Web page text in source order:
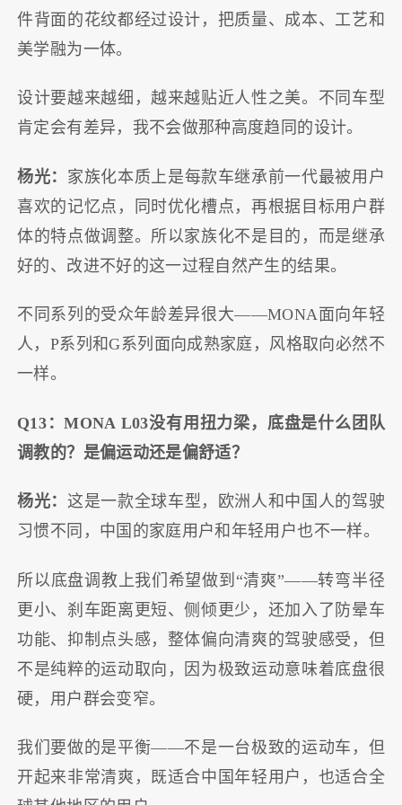
件背面的花纹都经过设计，把质量、成本、工艺和
美学融为一体。
设计要越来越细，越来越贴近人性之美。不同车型
肯定会有差异，我不会做那种高度趋同的设计。
杨光： 家族化本质上是每款车继承前一代最被用户
喜欢的记忆点，同时优化槽点，再根据目标用户群
体的特点做调整。所以家族化不是目的，而是继承
好的、改进不好的这一过程自然产生的结果。
不同系列的受众年龄差异很大——MONA面向年轻
人，P系列和G系列面向成熟家庭，风格取向必然不
一样。
Q13：MONA L03没有用扭力梁，底盘是什么团队
调教的？是偏运动还是偏舒适？
杨光： 这是一款全球车型，欧洲人和中国人的驾驶
习惯不同，中国的家庭用户和年轻用户也不一样。
所以底盘调教上我们希望做到“清爽”——转弯半径
更小、刹车距离更短、侧倾更少，还加入了防晕车
功能、抑制点头感，整体偏向清爽的驾驶感受，但
不是纯粹的运动取向，因为极致运动意味着底盘很
硬，用户群会变窄。
我们要做的是平衡——不是一台极致的运动车，但
开起来非常清爽，既适合中国年轻用户，也适合全